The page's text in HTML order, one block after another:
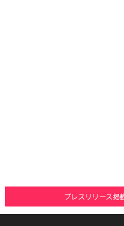
プレスリリース掲